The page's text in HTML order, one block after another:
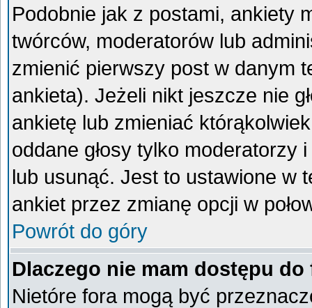
Podobnie jak z postami, ankiety
twórców, moderatorów lub
zmienić pierwszy post w danym
ankieta). Jeżeli nikt jeszcze nie
ankietę lub zmieniać
oddane głosy tylko moderatorzy
lub usunąć. Jest to ustawione w
ankiet przez zmianę opcji w
Powrót do góry
Dlaczego nie mam dostępu
Nietóre fora mogą być